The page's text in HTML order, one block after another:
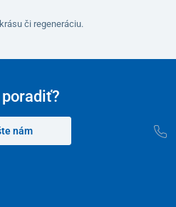
či regeneráciu.
nám